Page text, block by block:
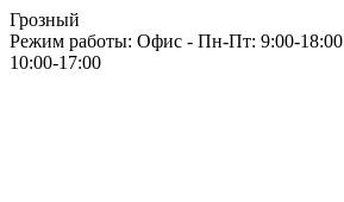
Грозный
Режим работы: Офис - Пн-Пт: 9:00-18:00
10:00-17:00